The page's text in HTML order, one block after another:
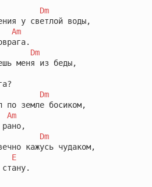
Dm
у светлой воды,
Am
Dm
меня из беды,
Dm
по земле босиком,
Am
Dm
кажусь чудаком,
E